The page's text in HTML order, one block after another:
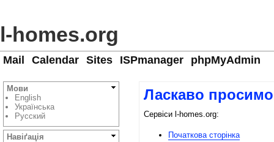
l-homes.org
Mail Calendar Sites ISPmanager phpMyAdmin
Мови
English
Українська
Русский
Навіґація
Ласкаво
Сервіси l-homes.org:
Початкова сторінка